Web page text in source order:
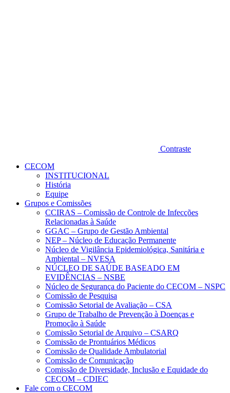
Contraste
CECOM
INSTITUCIONAL
História
Equipe
Grupos e Comissões
CCIRAS – Comissão de Controle de Infecções
Relacionadas à Saúde
GGAC – Grupo de Gestão Ambiental
NEP – Núcleo de Educação Permanente
Núcleo de Vigilância Epidemiológica, Sanitária e
Ambiental – NVESA
NÚCLEO DE SAÚDE BASEADO EM
EVIDÊNCIAS – NSBE
Núcleo de Segurança do Paciente do CECOM – NSPC
Comissão de Pesquisa
Comissão Setorial de Avaliação – CSA
Grupo de Trabalho de Prevenção à Doenças e
Promoção à Saúde
Comissão Setorial de Arquivo – CSARQ
Comissão de Prontuários Médicos
Comissão de Qualidade Ambulatorial
Comissão de Comunicação
Comissão de Diversidade, Inclusão e Equidade do
CECOM – CDIEC
Fale com o CECOM